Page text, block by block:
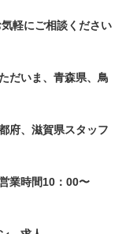
軽にご相談ください
だいま、青森県、鳥
府、滋賀県スタッフ
業時間10：00〜